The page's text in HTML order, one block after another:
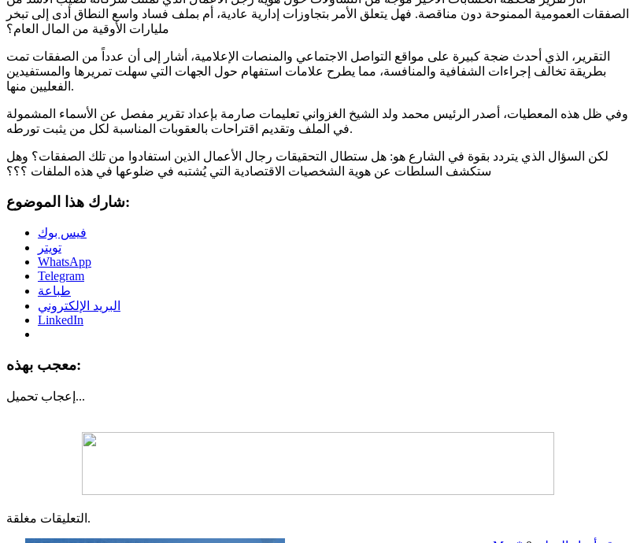
الصفقات العمومية الممنوحة دون مناقصة. فهل يتعلق الأمر بتجاوزات إدارية عادية، أم بملف فساد واسع النطاق أدى إلى تبخر
مليارات الأوقية من المال العام؟
التقرير، الذي أحدث ضجة كبيرة على مواقع التواصل الاجتماعي والمنصات الإعلامية، أشار إلى أن عدداً من الصفقات تمت
بطريقة تخالف إجراءات الشفافية والمنافسة، مما يطرح علامات استفهام حول الجهات التي سهلت تمريرها والمستفيدين
الفعليين منها.
وفي ظل هذه المعطيات، أصدر الرئيس محمد ولد الشيخ الغزواني تعليمات صارمة بإعداد تقرير مفصل عن الأسماء المشمولة
في الملف وتقديم اقتراحات بالعقوبات المناسبة لكل من يثبت تورطه.
لكن السؤال الذي يتردد بقوة في الشارع هو: هل ستطال التحقيقات رجال الأعمال الذين استفادوا من تلك الصفقات؟ وهل
ستكشف السلطات عن هوية الشخصيات الاقتصادية التي يُشتبه في ضلوعها في هذه الملفات ؟؟؟
شارك هذا الموضوع:
فيس بوك
تويتر
WhatsApp
Telegram
طباعة
البريد الإلكتروني
LinkedIn
معجب بهذه:
إعجاب تحميل...
التعليقات مغلقة.